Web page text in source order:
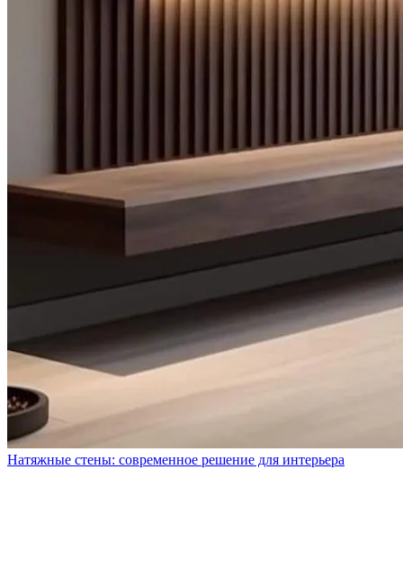
Натяжные стены: современное решение для интерьера